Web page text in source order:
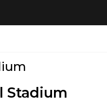
Stadium